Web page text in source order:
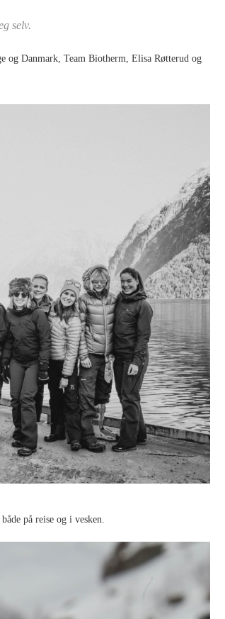
selv.
og Danmark, Team Biotherm, Elisa Røtterud og
på reise og i vesken.